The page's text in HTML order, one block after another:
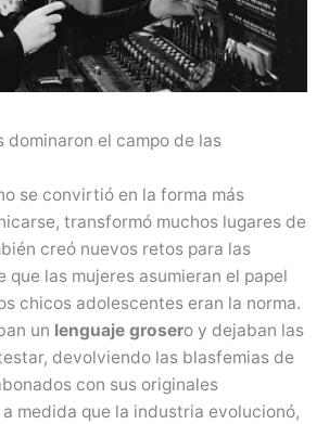
dominaron el campo de las
se convirtió en la forma más
transformó muchos lugares de
creó nuevos retos para las
que las mujeres asumieran el papel
chicos adolescentes eran la norma.
un lenguaje grosero y dejaban las
devolviendo las blasfemias de
con sus originales
medida que la industria evolucionó,